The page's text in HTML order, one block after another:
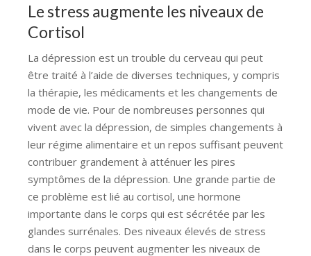
Le stress augmente les niveaux de
Cortisol
La dépression est un trouble du cerveau qui peut
être traité à l’aide de diverses techniques, y compris
la thérapie, les médicaments et les changements de
mode de vie. Pour de nombreuses personnes qui
vivent avec la dépression, de simples changements à
leur régime alimentaire et un repos suffisant peuvent
contribuer grandement à atténuer les pires
symptômes de la dépression. Une grande partie de
ce problème est lié au cortisol, une hormone
importante dans le corps qui est sécrétée par les
glandes surrénales. Des niveaux élevés de stress
dans le corps peuvent augmenter les niveaux de